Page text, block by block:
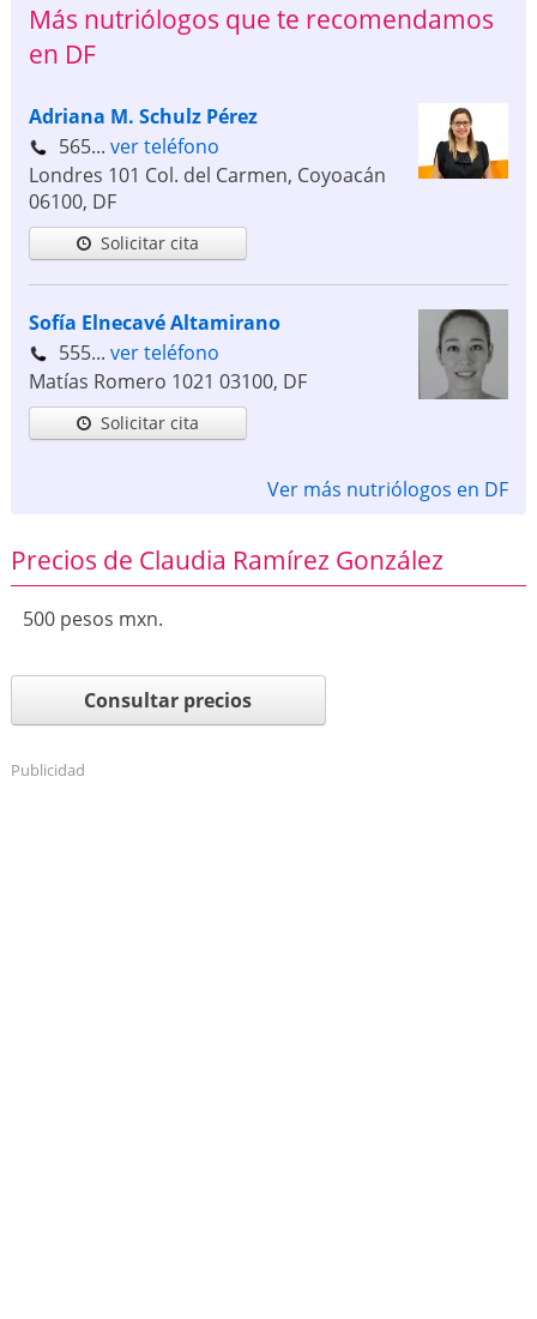
Más nutriólogos que te recomendamos
en DF
Adriana M. Schulz Pérez
565... ver teléfono
Londres 101 Col. del Carmen, Coyoacán
06100, DF
Solicitar cita
Sofía Elnecavé Altamirano
555... ver teléfono
Matías Romero 1021 03100, DF
Solicitar cita
Ver más nutriólogos en DF
Precios de Claudia Ramírez González
500 pesos mxn.
Consultar precios
Publicidad